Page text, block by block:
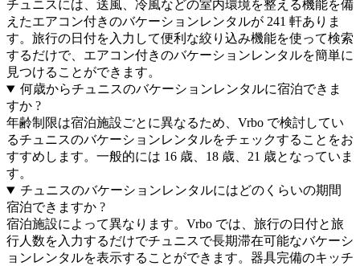
チュニスには、送風、冷風などの室内環境を整える機能を備
えたエアコン付きのバケーションレンタルが 241 軒ありま
す。旅行の日付を入力して便利な絞り込み機能を使って検索
するだけで、エアコン付きのバケーションレンタルを簡単に
見つけることができます。
何歳からチュニスのバケーションレンタルに宿泊できま
すか ?
年齢制限は宿泊施設ごとに異なるため、Vrbo で検討してい
るチュニスのバケーションレンタルをチェックすることをお
すすめします。一般的には 16 歳、18 歳、21 歳となっていま
す。
チュニスのバケーションレンタルにはどのくらいの期間
宿泊できますか ?
宿泊施設によって異なります。Vrbo では、旅行の日付と旅
行人数を入力するだけでチュニスで長期滞在可能なバケーシ
ョンレンタルを表示することができます。器具完備のキッチ